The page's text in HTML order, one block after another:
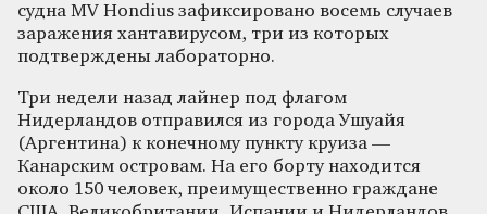
судна MV Hondius зафиксировано восемь случаев
заражения хантавирусом, три из которых
подтверждены лабораторно.
Три недели назад лайнер под флагом
Нидерландов отправился из города Ушуайя
(Аргентина) к конечному пункту круиза —
Канарским островам. На его борту находится
около 150 человек, преимущественно граждане